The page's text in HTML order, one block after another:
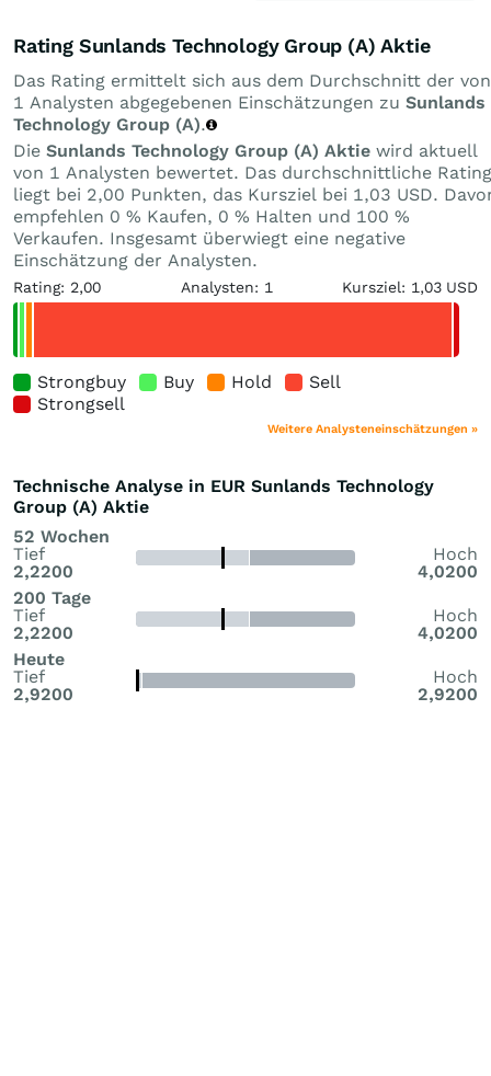
Rating Sunlands Technology Group (A) Aktie
Das Rating ermittelt sich aus dem Durchschnitt der von
1 Analysten abgegebenen Einschätzungen zu Sunlands
Technology Group (A).
Die Sunlands Technology Group (A) Aktie wird aktuell
von 1 Analysten bewertet. Das durchschnittliche Rating
liegt bei 2,00 Punkten, das Kursziel bei 1,03 USD.
empfehlen 0 % Kaufen, 0 % Halten und 100 %
Verkaufen. Insgesamt überwiegt eine negative
Einschätzung der Analysten.
Rating: 2,00 Analysten: 1 Kursziel: 1,03 USD
Strongbuy Buy Hold
Sell
Strongsell
Weitere Analysteneinschätzungen »
Technische Analyse in EUR Sunlands Technology
Group (A) Aktie
52 Wochen
Tief
2,2200
Hoch
4,0200
200 Tage
Tief
2,2200
Hoch
4,0200
Heute
Tief
2,9200
Hoch
2,9200